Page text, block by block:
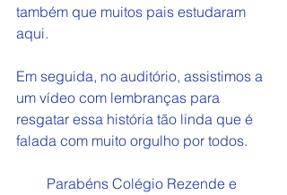
também que muitos pais estudaram
aqui.
Em seguida, no auditório, assistimos a
um vídeo com lembranças para
resgatar essa história tão linda que é
falada com muito orgulho por todos.
Parabéns Colégio Rezende e